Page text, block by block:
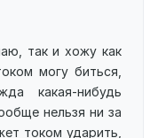
так и хожу как
могу биться,
какая-нибудь
нельзя ни за
током ударить,